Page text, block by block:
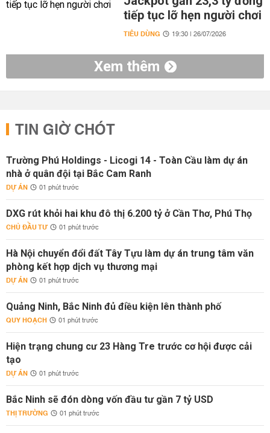
tiếp tục lỡ hẹn người chơi
TIÊU DÙNG 19:30 | 26/07/2026
Xem thêm
TIN GIỜ CHÓT
Trường Phú Holdings - Licogi 14 - Toàn Cầu làm dự án
nhà ở quân đội tại Bắc Cam Ranh
DỰ ÁN 01 phút trước
DXG rút khỏi hai khu đô thị 6.200 tỷ ở Cần Thơ, Phú Thọ
CHỦ ĐẦU TƯ 01 phút trước
Hà Nội chuyển đổi đất Tây Tựu làm dự án trung tâm văn
phòng kết hợp dịch vụ thương mại
DỰ ÁN 01 phút trước
Quảng Ninh, Bắc Ninh đủ điều kiện lên thành phố
QUY HOẠCH 01 phút trước
Hiện trạng chung cư 23 Hàng Tre trước cơ hội được cải
tạo
DỰ ÁN 01 phút trước
Bắc Ninh sẽ đón dòng vốn đầu tư gần 7 tỷ USD
THỊ TRƯỜNG 01 phút trước